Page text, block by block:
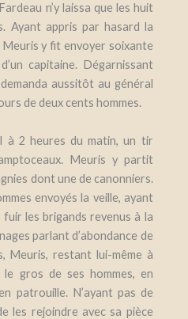
n’y laissa que les huit
Ayant appris par hasard la
Meuris y fit envoyer soixante
capitaine. Dégarnissant
aussitôt au général
de deux cents hommes.
à 2 heures du matin, un tir
Meuris y partit
dont une de canonniers.
envoyés la veille, ayant
les brigands revenus à la
parlant d’abondance de
Meuris, restant lui-même à
le gros de ses hommes, en
patrouille. N’ayant pas de
les rejoindre avec sa pièce